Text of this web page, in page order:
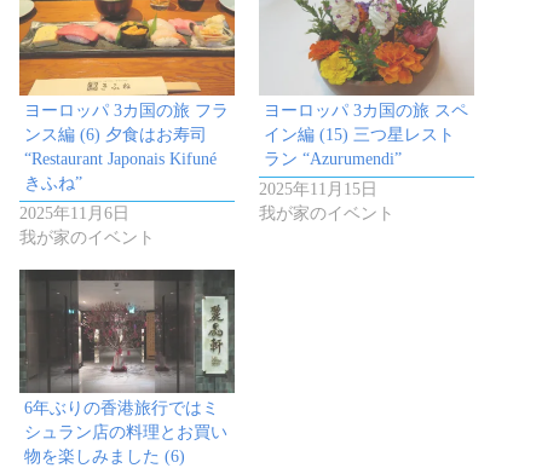
ヨーロッパ 3カ国の旅 フラ
ンス編 (6) 夕食はお寿司
“Restaurant Japonais Kifuné
きふね”
2025年11月6日
我が家のイベント
ヨーロッパ 3カ国の旅 スペ
イン編 (15) 三つ星レスト
ラン “Azurumendi”
2025年11月15日
我が家のイベント
6年ぶりの香港旅行ではミ
シュラン店の料理とお買い
物を楽しみました (6)